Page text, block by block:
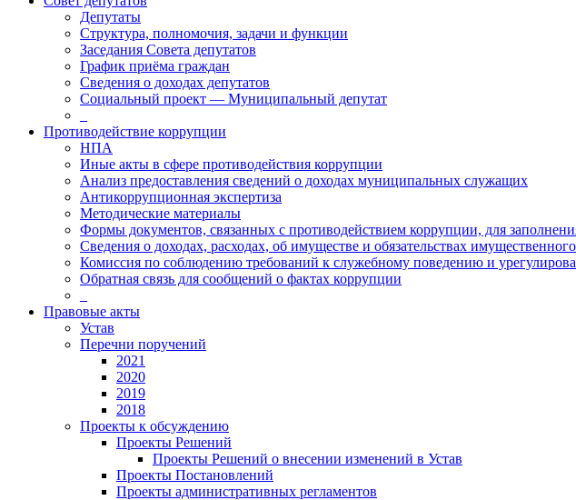
Депутаты
Структура, полномочия, задачи и функции
Заседания Совета депутатов
График приёма граждан
Сведения о доходах депутатов
Социальный проект — Муниципальный депутат
Противодействие коррупции
НПА
Иные акты в сфере противодействия коррупции
Анализ предоставления сведений о доходах муниципальных служащих
Антикоррупционная экспертиза
Методические материалы
Формы документов, связанных с противодействием коррупции, для
Сведения о доходах, расходах, об имуществе и обязательствах имущественного
Комиссия по соблюдению требований к служебному поведению и
Обратная связь для сообщений о фактах коррупции
Правовые акты
Устав
Перечни поручений
2021
2020
2019
2018
Проекты к обсуждению
Проекты Решений
Проекты Решений о внесении изменений в Устав
Проекты Постановлений
Проекты административных регламентов